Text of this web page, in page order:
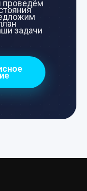
проведём
задачи